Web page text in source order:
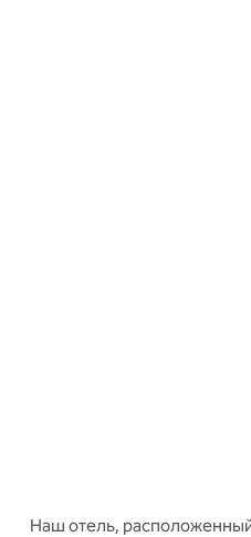
Наш отель,